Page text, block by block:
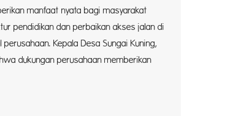
manfaat nyata bagi masyarakat
pendidikan dan perbaikan akses jalan di
Kepala Desa Sungai Kuning,
dukungan perusahaan memberikan